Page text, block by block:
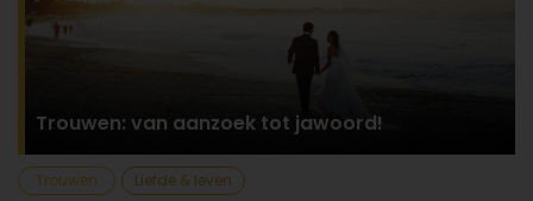
Trouwen: van aanzoek tot jawoord!
Trouwen Liefde & leven